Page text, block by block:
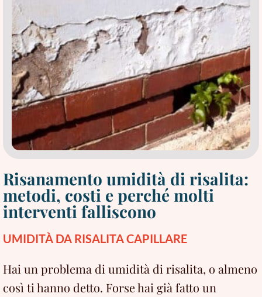
Risanamento umidità di risalita:
metodi, costi e perché molti
interventi falliscono
UMIDITÀ DA RISALITA CAPILLARE
Hai un problema di umidità di risalita, o almeno
così ti hanno detto. Forse hai già fatto un